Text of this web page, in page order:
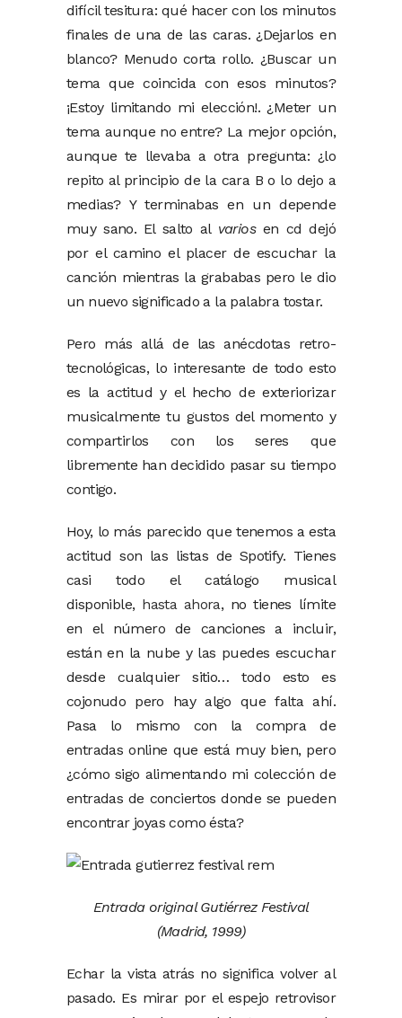
difícil tesitura: qué hacer con los minutos
finales de una de las caras. ¿Dejarlos en
blanco? Menudo corta rollo. ¿Buscar un
tema que coincida con esos minutos?
¡Estoy limitando mi elección!. ¿Meter un
tema aunque no entre? La mejor opción,
aunque te llevaba a otra pregunta: ¿lo
repito al principio de la cara B o lo dejo a
medias? Y terminabas en un depende
muy sano. El salto al variosen cd dejó
por el camino el placer de escuchar la
canción mientras la grababas pero le dio
un nuevo significado a la palabra tostar.
Pero más allá de las anécdotas retro-
tecnológicas, lo interesante de todo esto
es la actitud y el hecho de exteriorizar
musicalmente tu gustos del momento y
compartirlos con los seres que
libremente han decidido pasar su tiempo
contigo.
Hoy, lo más parecido que tenemos a esta
actitud son las listas de Spotify. Tienes
casi todo el catálogo musical
disponible, hasta ahora, no tienes límite
en el número de canciones a incluir,
están en la nube y las puedes escuchar
desde cualquier sitio… todo esto es
cojonudo pero hay algo que falta ahí.
Pasa lo mismo con la compra de
entradas online que está muy bien, pero
¿cómo sigo alimentando mi colección de
entradas de conciertos donde se pueden
encontrar joyas como ésta?
Entrada original Gutiérrez Festival
(Madrid, 1999)
Echar la vista atrás no significa volver al
pasado. Es mirar por el espejo retrovisor